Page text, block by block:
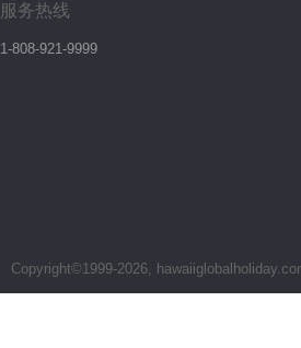
服务热线
1-808-921-9999
Copyright©1999-2026,